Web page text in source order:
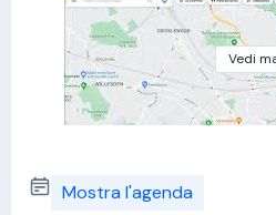
Vedi
Mostra l'agenda